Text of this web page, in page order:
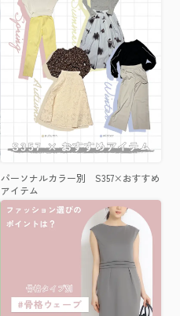
パーソナルカラー別 S357×おすすめ
アイテム